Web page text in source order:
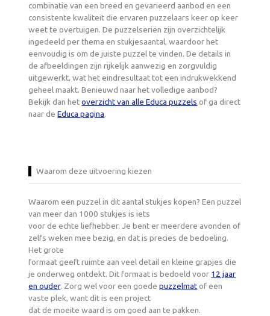
combinatie van een breed en gevarieerd aanbod en een
consistente kwaliteit die ervaren puzzelaars keer op keer
weet te overtuigen. De puzzelseriën zijn overzichtelijk
ingedeeld per thema en stukjesaantal, waardoor het
eenvoudig is om de juiste puzzel te vinden. De details in
de afbeeldingen zijn rijkelijk aanwezig en zorgvuldig
uitgewerkt, wat het eindresultaat tot een indrukwekkend
geheel maakt. Benieuwd naar het volledige aanbod?
Bekijk dan hetoverzicht van alle Educa puzzels of ga direct
naar deEduca pagina.
Waarom deze uitvoering kiezen
Waarom een puzzel in dit aantal stukjes kopen? Een puzzel
van meer dan 1000 stukjes is iets
voor de echte liefhebber. Je bent er meerdere avonden of
zelfs weken mee bezig, en dat is precies de bedoeling.
Het grote
formaat geeft ruimte aan veel detail en kleine grapjes die
je onderweg ontdekt. Dit formaat is bedoeld voor 12 jaar
en ouder. Zorg wel voor een goedepuzzelmatof een
vaste plek, want dit is een project
dat de moeite waard is om goed aan te pakken.